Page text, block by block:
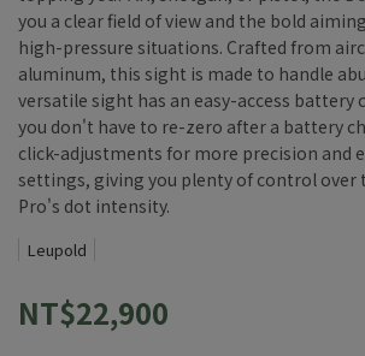
you a clear field of view and the bold
high-pressure situations. Crafted from
aluminum, this sight is made to handle
versatile sight has an easy-access
you don't have to re-zero after a battery
click-adjustments for more precision and
settings, giving you plenty of control over
Pro's dot intensity.
Leupold
NT$22,900